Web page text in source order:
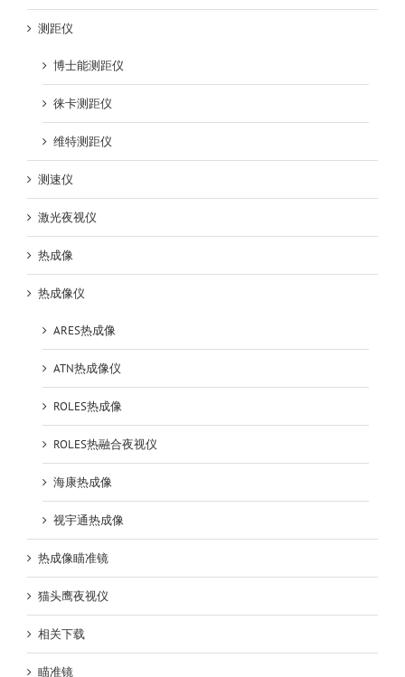
测距仪
博士能测距仪
徕卡测距仪
维特测距仪
测速仪
激光夜视仪
热成像
热成像仪
ARES热成像
ATN热成像仪
ROLES热成像
ROLES热融合夜视仪
海康热成像
视宇通热成像
热成像瞄准镜
猫头鹰夜视仪
相关下载
瞄准镜